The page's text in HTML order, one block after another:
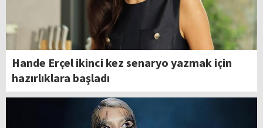
Hande Erçel ikinci kez senaryo yazmak için
hazırlıklara başladı